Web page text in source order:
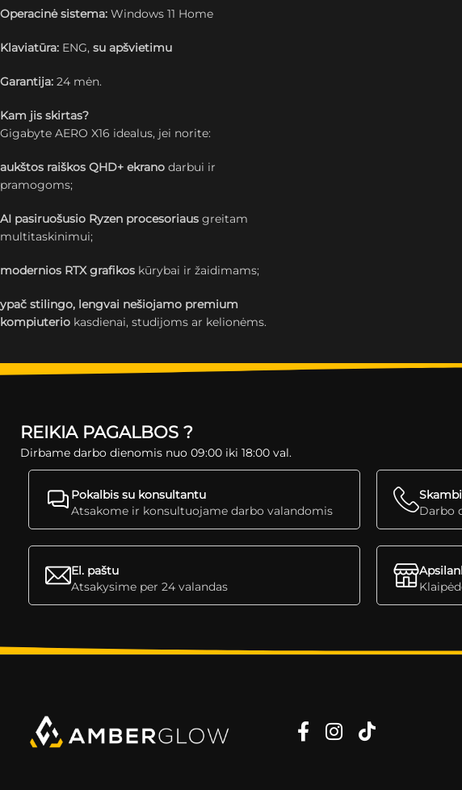
Operacinė sistema: Windows 11 Home
Klaviatūra: ENG, su apšvietimu
Garantija: 24 mėn.
Kam jis skirtas?
Gigabyte AERO X16 idealus, jei norite:
aukštos raiškos QHD+ ekrano darbui ir
pramogoms;
AI pasiruošusio Ryzen procesoriaus greitam
multitaskinimui;
modernios RTX grafikos kūrybai ir žaidimams;
ypač stilingo, lengvai nešiojamo premium
kompiuterio kasdienai, studijoms ar kelionėms.
REIKIA PAGALBOS ?
Dirbame darbo dienomis nuo 09:00 iki 18:00 val.
Pokalbis su konsultantu
Atsakome ir konsultuojame darbo valandomis
Darbo
El. paštu
Atsakysime per 24 valandas